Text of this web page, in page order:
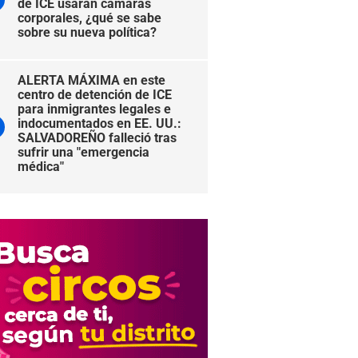
de ICE usarán cámaras
corporales, ¿qué se sabe
sobre su nueva política?
ALERTA MÁXIMA en este
centro de detención de ICE
para inmigrantes legales e
indocumentados en EE. UU.:
SALVADOREÑO falleció tras
sufrir una "emergencia
médica"